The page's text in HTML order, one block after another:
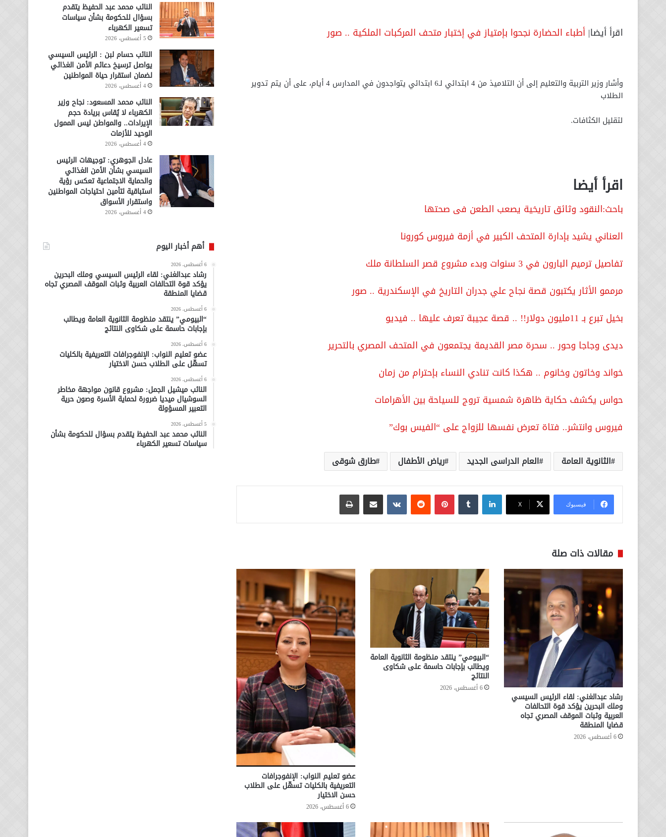
اقرأ أيضا| أطباء الحضارة نجحوا بإمتياز في إختبار متحف المركبات الملكية .. صور
وأشار وزير التربية والتعليم إلى أن التلاميذ من 4 ابتدائي لـ6 ابتدائي يتواجدون في المدارس 4 أيام، على أن يتم تدوير
الطلاب
لتقليل الكثافات.
اقرأ أيضا
باحث:النقود وثائق تاريخية يصعب الطعن فى صحتها
العناني يشيد بإدارة المتحف الكبير في أزمة فيروس كورونا
تفاصيل ترميم البارون في 3 سنوات وبدء مشروع قصر السلطانة ملك
مرممو الأثار يكتبون قصة نجاح علي جدران التاريخ في الإسكندرية .. صور
بخيل تبرع بـ 11مليون دولار!! .. قصة عجيبة تعرف عليها .. فيديو
ديدى وجاجا وحور .. سحرة مصر القديمة يجتمعون في المتحف المصري بالتحرير
خواند وخاتون وخانوم .. هكذا كانت تنادي النساء بإحترام من زمان
حواس يكشف حكاية ظاهرة شمسية تروج للسياحة بين الأهرامات
فيروس وانتشر.. فتاة تعرض نفسها للزواج على “الفيس بوك”
الثانوية العامة العام الدراسى الجديد رياض الأطفال طارق شوقى
فيسبوك ‫X
لينكدإن بينتيريست مشاركة عبر البريد طباعة
مقالات ذات صلة
رشاد عبدالغني: لقاء الرئيس السيسي
وملك البحرين يؤكد قوة التحالفات
العربية وثبات الموقف المصري تجاه
قضايا المنطقة
6 أغسطس، 2026
“البيومي” ينتقد منظومة الثانوية العامة
ويطالب بإجابات حاسمة على شكاوى
النتائج
6 أغسطس، 2026
عضو تعليم النواب: الإنفوجرافات
التعريفية بالكليات تسهّل على الطلاب
حسن الاختيار
6 أغسطس، 2026
النائب محمد عبد الحفيظ يتقدم
بسؤال للحكومة بشأن سياسات
تسعير الكهرباء
5 أغسطس، 2026
النائب حسام لبن : الرئيس السيسي
يواصل ترسيخ دعائم الأمن الغذائي
لضمان استقرار حياة المواطنين
4 أغسطس، 2026
النائب محمد المسعود: نجاح وزير
الكهرباء لا يُقاس بريادة حجم
الإيرادات.. والمواطن ليس الممول
الوحيد للأزمات
4 أغسطس، 2026
عادل الجوهري: توجيهات الرئيس
السيسي بشأن الأمن الغذائي
والحماية الاجتماعية تعكس رؤية
استباقية لتأمين احتياجات المواطنين
واستقرار الأسواق
4 أغسطس، 2026
أهم أخبار اليوم
6 أغسطس، 2026
رشاد عبدالغني: لقاء الرئيس السيسي وملك البحرين
يؤكد قوة التحالفات العربية وثبات الموقف المصري تجاه
قضايا المنطقة
6 أغسطس، 2026
“البيومي” ينتقد منظومة الثانوية العامة ويطالب
بإجابات حاسمة على شكاوى النتائج
6 أغسطس، 2026
عضو تعليم النواب: الإنفوجرافات التعريفية بالكليات
تسهّل على الطلاب حسن الاختيار
6 أغسطس، 2026
النائب ميشيل الجمل: مشروع قانون مواجهة مخاطر
السوشيال ميديا ضرورة لحماية الأسرة وصون حرية
التعبير المسؤولة
5 أغسطس، 2026
النائب محمد عبد الحفيظ يتقدم بسؤال للحكومة بشأن
سياسات تسعير الكهرباء